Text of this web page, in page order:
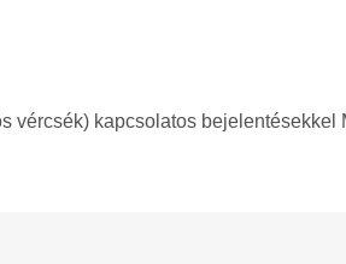
vércsék) kapcsolatos bejelentésekkel